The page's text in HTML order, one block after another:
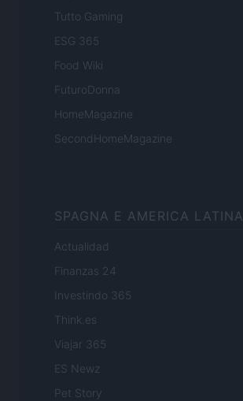
Tutto Gaming
ESG 365
Food Wiki
FuturoDonna
HomeMagazine
SecondHomeMagazine
SPAGNA E AMERICA LATINA
Actualidad
Finanzas 24
Investindo 365
Think.es
Viajar 365
ES Newz
Pet Story